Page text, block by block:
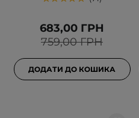
759,00 ГРН
683,00 ГРН
ДОДАТИ ДО КОШИКА